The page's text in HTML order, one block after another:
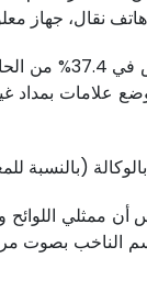
نقال، جهاز
المقيمين بالخارج)
الناخب بصوت